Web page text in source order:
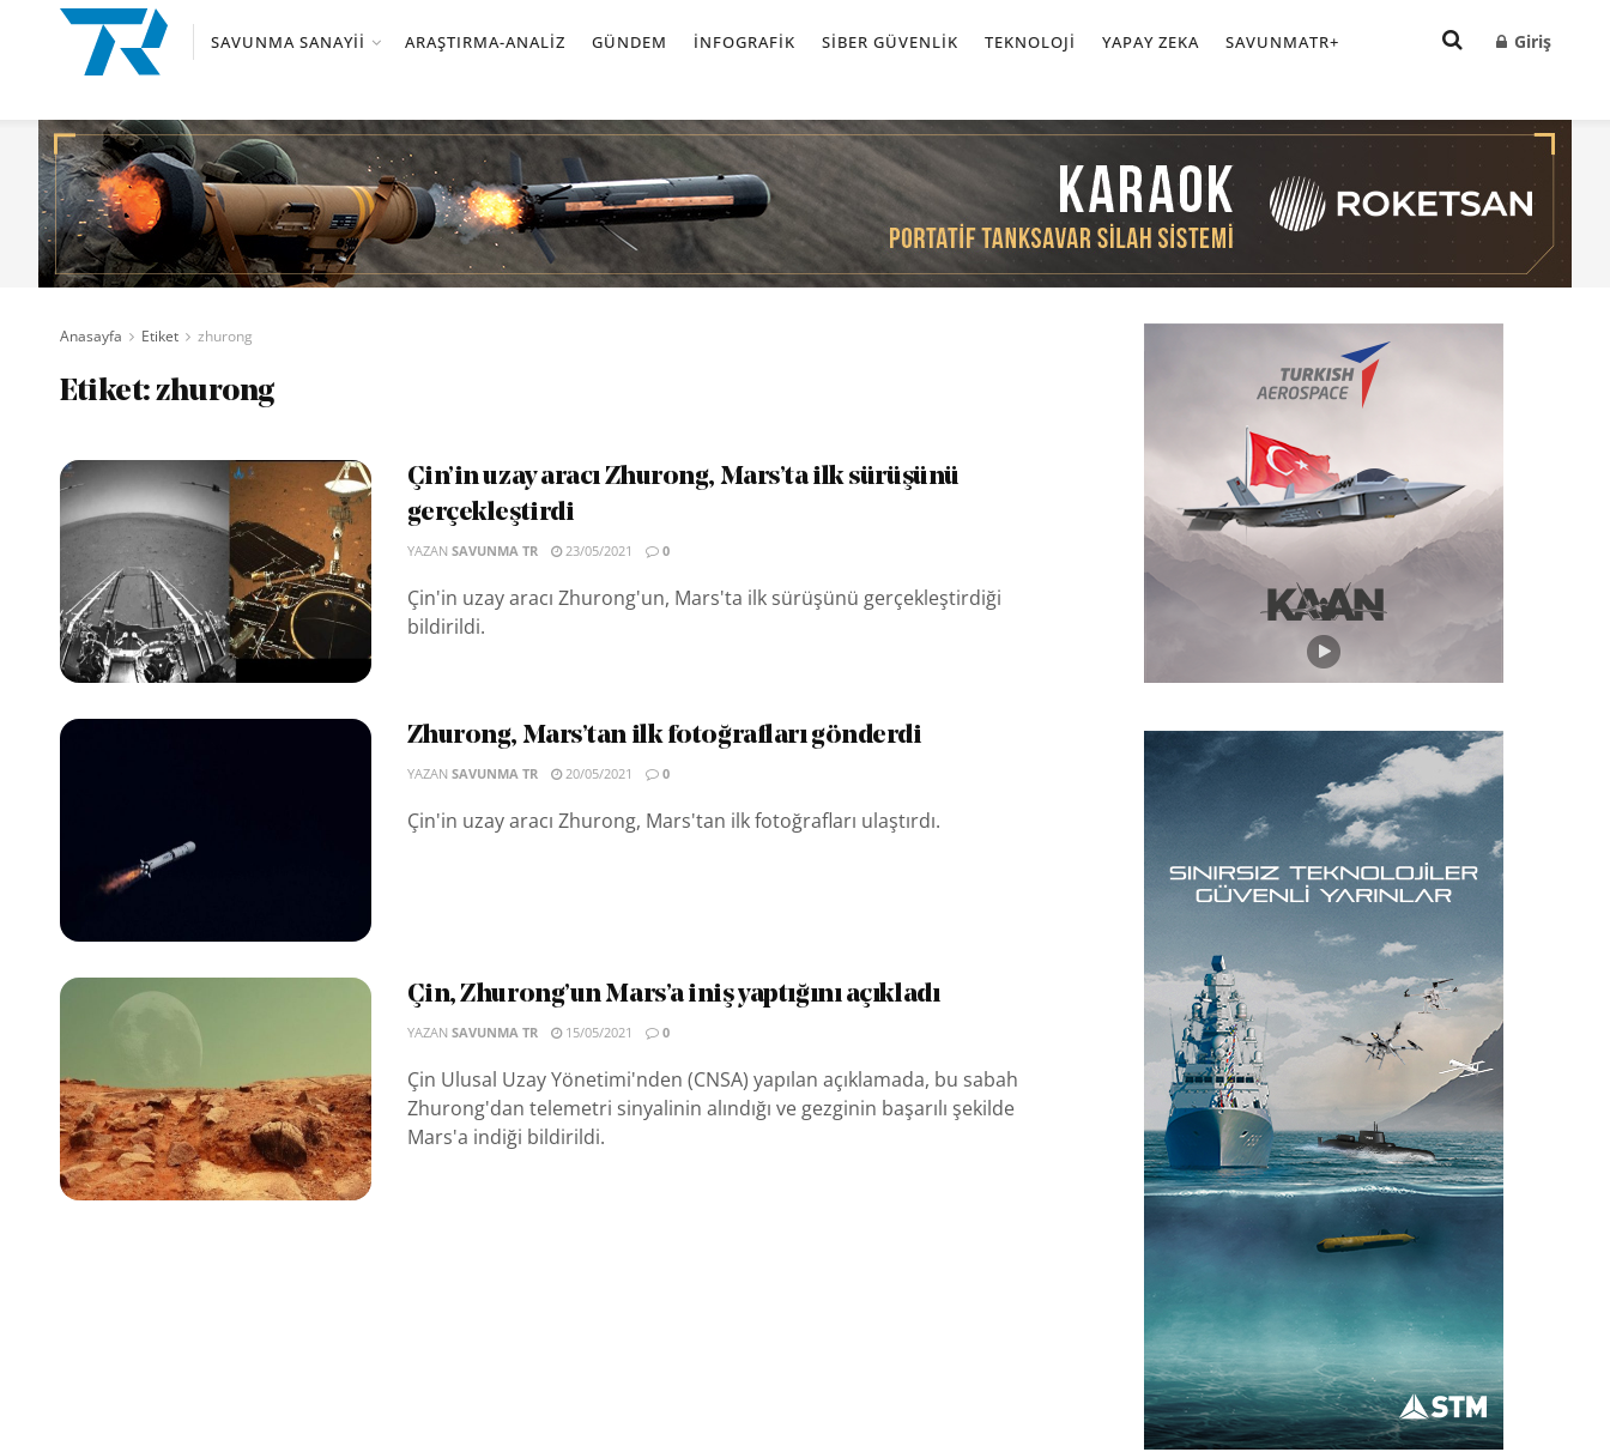
SAVUNMA SANAYII ARAŞTIRMA-ANALIZ GÜNDEM İNFOGRAFIK SIBER GÜVENLIK TEKNOLOJI YAPAY ZEKA SAVUNMATR+ Giriş
Anasayfa Etiket zhurong
Etiket:zhurong
Çin’in uzay aracı Zhurong, Mars’ta ilk sürüşünü
gerçekleştirdi
YAZAN SAVUNMA TR 23/05/2021 0
Çin'in uzay aracı Zhurong'un, Mars'ta ilk sürüşünü gerçekleştirdiği
bildirildi.
Zhurong, Mars’tan ilk fotoğrafları gönderdi
YAZAN SAVUNMA TR 20/05/2021 0
Çin'in uzay aracı Zhurong, Mars'tan ilk fotoğrafları ulaştırdı.
Çin, Zhurong’un Mars’a iniş yaptığını açıkladı
YAZAN SAVUNMA TR 15/05/2021 0
Çin Ulusal Uzay Yönetimi'nden (CNSA) yapılan açıklamada, bu sabah
Zhurong'dan telemetri sinyalinin alındığı ve gezginin başarılı şekilde
Mars'a indiği bildirildi.